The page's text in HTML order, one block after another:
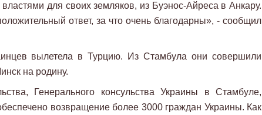
для своих земляков, из Буэнос-Айреса в Анкару.
ответ, за что очень благодарны», - сообщил
вылетела в Турцию. Из Стамбула они совершили
на родину.
Генерального консульства Украины в Стамбуле,
возвращение более 3000 граждан Украины. Как